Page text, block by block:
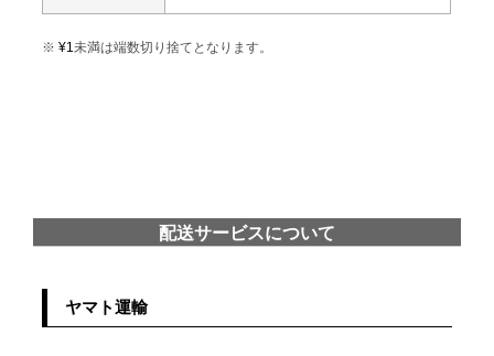
¥1未満は端数切り捨てとなります。
配送サービスについて
ヤマト運輸